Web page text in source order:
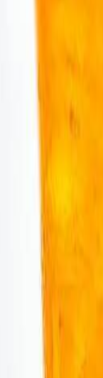
que queda
de gaseosas,
América
a continuar